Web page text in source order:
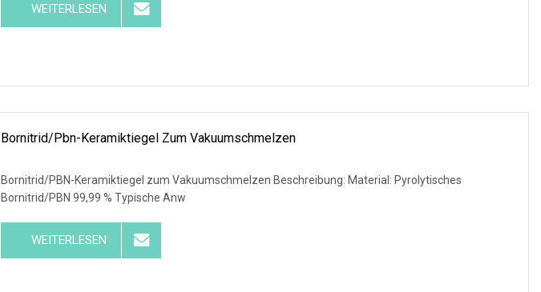
WEITERLESEN
Bornitrid/Pbn-Keramiktiegel Zum Vakuumschmelzen
Bornitrid/PBN-Keramiktiegel zum Vakuumschmelzen Beschreibung: Material: Pyrolytisches
Bornitrid/PBN 99,99 % Typische Anw
WEITERLESEN